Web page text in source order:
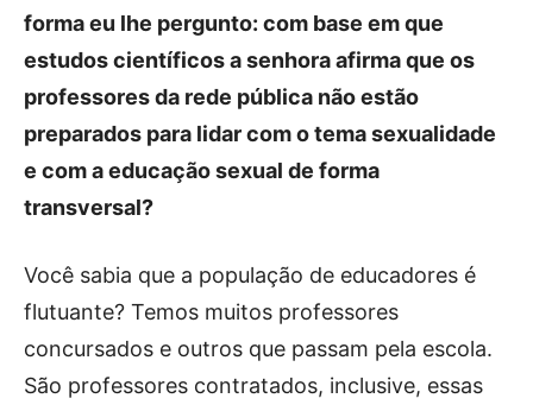
forma eu lhe pergunto: com base em que
estudos científicos a senhora afirma que os
professores da rede pública não estão
preparados para lidar com o tema sexualidade
e com a educação sexual de forma
transversal?
Você sabia que a população de educadores é
flutuante? Temos muitos professores
concursados e outros que passam pela escola.
São professores contratados, inclusive, essas